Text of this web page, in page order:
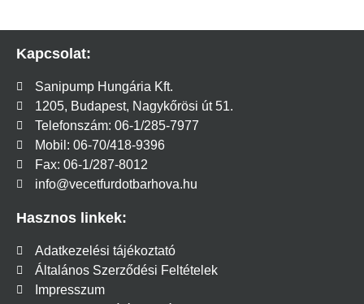
Kapcsolat:
Sanipump Hungária Kft.
1205, Budapest, Nagykőrösi út 51.
Telefonszám: 06-1/285-7977
Mobil: 06-70/418-9396
Fax: 06-1/287-8012
info@vecetfurdotbarhova.hu
Hasznos linkek:
Adatkezelési tájékoztató
Általános Szerződési Feltételek
Impresszum